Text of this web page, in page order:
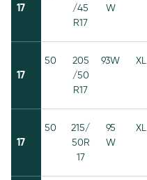
17
/45
R17
W
17
50
205
/50
R17
93W XL
17
50
215/
50R
17
95
W
XL